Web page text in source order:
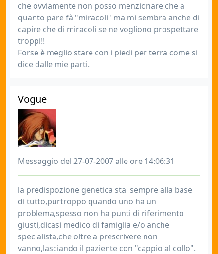
che ovviamente non posso menzionare che a
quanto pare fà "miracoli" ma mi sembra anche di
capire che di miracoli se ne vogliono prospettare
troppi!!
Forse è meglio stare con i piedi per terra come si
dice dalle mie parti.
Vogue
Messaggio del 27-07-2007 alle ore 14:06:31
la predispozione genetica sta' sempre alla base
di tutto,purtroppo quando uno ha un
problema,spesso non ha punti di riferimento
giusti,dicasi medico di famiglia e/o anche
specialista,che oltre a prescrivere non
vanno,lasciando il paziente con "cappio al collo".